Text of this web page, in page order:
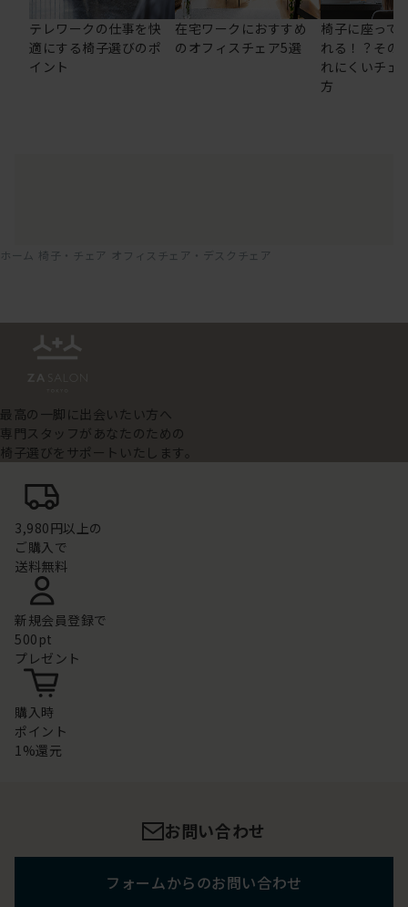
テレワークの仕事を快
適にする椅子選びのポ
イント
在宅ワークにおすすめ
のオフィスチェア5選
椅子に座って
れる！？その
れにくいチェ
方
ホーム 椅子・チェア オフィスチェア・デスクチェア
最高の一脚に出会いたい方へ
専門スタッフがあなたのための
椅子選びをサポートいたします。
3,980円以上の
ご購入で
送料無料
新規会員登録で
500pt
プレゼント
購入時
ポイント
1%還元
お問い合わせ
フォームからのお問い合わせ